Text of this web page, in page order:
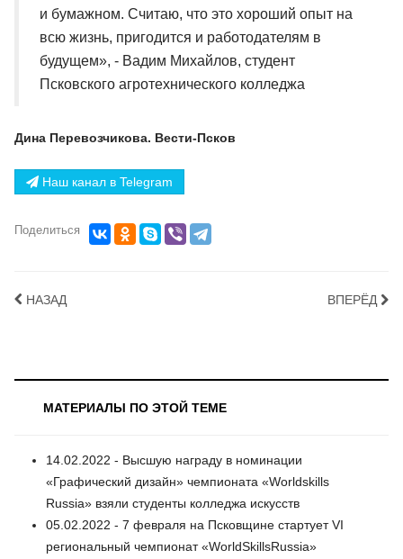
и бумажном. Считаю, что это хороший опыт на
всю жизнь, пригодится и работодателям в
будущем», - Вадим Михайлов, студент
Псковского агротехнического колледжа
Дина Перевозчикова. Вести-Псков
Наш канал в Telegram
Поделиться
НАЗАД ВПЕРЁД
МАТЕРИАЛЫ ПО ЭТОЙ ТЕМЕ
14.02.2022 - Высшую награду в номинации
«Графический дизайн» чемпионата «Worldskills
Russia» взяли студенты колледжа искусств
05.02.2022 - 7 февраля на Псковщине стартует VI
региональный чемпионат «WorldSkillsRussia»